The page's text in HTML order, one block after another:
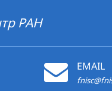
РАН
EMAIL